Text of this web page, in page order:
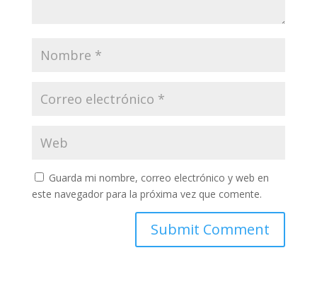
Guarda mi nombre, correo electrónico y web en
este navegador para la próxima vez que comente.